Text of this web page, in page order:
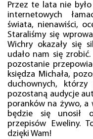
Przez te lata nie
internetowych
świata, nienawiści,
Staraliśmy się
Wichry okazały się
udało nam się zrobić.
pozostanie
księdza Michała,
duchownych,
pozostaną audycje
poranków na żywo, a
będzie się unosił
przepisów Eweliny.
dzięki Wam!